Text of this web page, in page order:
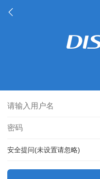
安全提问(未设置请忽略)